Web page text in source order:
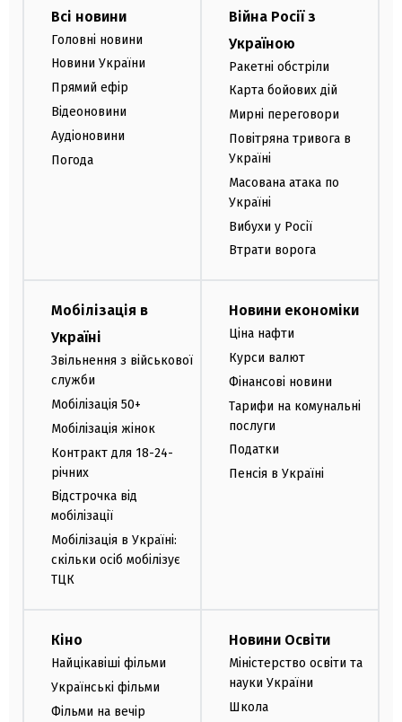
Всі новини
Головні новини
Новини України
Прямий ефір
Відеоновини
Аудіоновини
Погода
Війна Росії з
Україною
Ракетні обстріли
Карта бойових дій
Мирні переговори
Повітряна тривога в
Україні
Масована атака по
Україні
Вибухи у Росії
Втрати ворога
Мобілізація в
Україні
Звільнення з військової
служби
Мобілізація 50+
Мобілізація жінок
Контракт для 18-24-
річних
Відстрочка від
мобілізації
Мобілізація в Україні:
скільки осіб мобілізує
ТЦК
Новини економіки
Ціна нафти
Курси валют
Фінансові новини
Тарифи на комунальні
послуги
Податки
Пенсія в Україні
Кіно
Найцікавіші фільми
Українські фільми
Фільми на вечір
Новини Освіти
Міністерство освіти та
науки України
Школа